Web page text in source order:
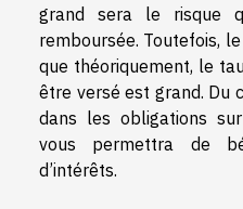
grand sera le risque
remboursée. Toutefois,
que théoriquement, le
être versé est grand. Du
dans les obligations
vous permettra de
d’intérêts.